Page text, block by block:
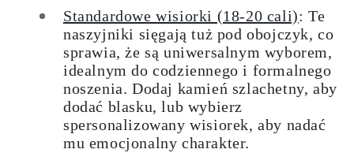
Standardowe wisiorki (18-20 cali): Te
naszyjniki sięgają tuż pod obojczyk, co
sprawia, że są uniwersalnym wyborem,
idealnym do codziennego i formalnego
noszenia. Dodaj kamień szlachetny, aby
dodać blasku, lub wybierz
spersonalizowany wisiorek, aby nadać
mu emocjonalny charakter.